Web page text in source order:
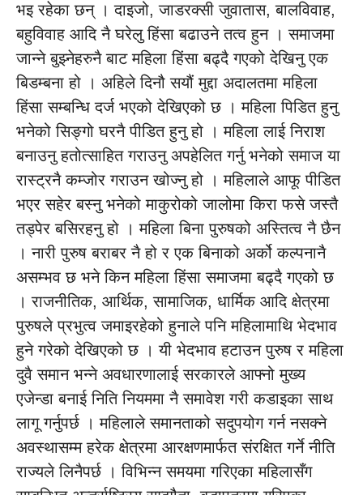
भइ रहेका छन् । दाइजो, जाडरक्सी जुवातास, बालविवाह,
बहुविवाह आदि नै घरेलु हिंसा बढाउने तत्व हुन । समाजमा
जान्ने बुझ्नेहरुनै बाट महिला हिंसा बढ्दै गएको देखिनु एक
बिडम्बना हो । अहिले दिनौ सयौं मुद्दा अदालतमा महिला
हिंसा सम्बन्धि दर्ज भएको देखिएको छ । महिला पिडित हुनु
भनेको सिङ्गो घरनै पीडित हुनु हो । महिला लाई निराश
बनाउनु हतोत्साहित गराउनु अपहेलित गर्नु भनेको समाज या
रास्ट्रनै कम्जोर गराउन खोज्नु हो । महिलाले आफू पीडित
भएर सहेर बस्नु भनेको माकुरोको जालोमा किरा फसे जस्तै
तड्पेर बसिरहनु हो । महिला बिना पुरुषको अस्तित्व नै छैन
। नारी पुरुष बराबर नै हो र एक बिनाको अर्को कल्पनानै
असम्भव छ भने किन महिला हिंसा समाजमा बढ्दै गएको छ
। राजनीतिक, आर्थिक, सामाजिक, धार्मिक आदि क्षेत्रमा
पुरुषले प्रभुत्व जमाइरहेको हुनाले पनि महिलामाथि भेदभाव
हुने गरेको देखिएको छ । यी भेदभाव हटाउन पुरुष र महिला
दुवै समान भन्ने अवधारणालाई सरकारले आफ्नो मुख्य
एजेन्डा बनाई निति नियममा नै समावेश गरी कडाइका साथ
लागू गर्नुपर्छ । महिलाले समानताको सदुपयोग गर्न नसक्ने
अवस्थासम्म हरेक क्षेत्रमा आरक्षणमार्फत संरक्षित गर्ने नीति
राज्यले लिनैपर्छ । विभिन्न समयमा गरिएका महिलासँग